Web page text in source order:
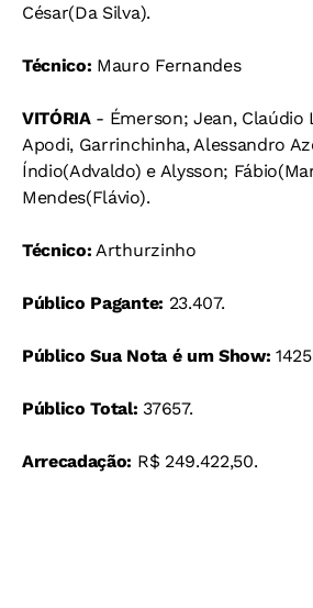
César(Da Silva).
Técnico: Mauro Fernandes
VITÓRIA- Émerson; Jean, Claúdio
Apodi, Garrinchinha, Alessandro
Índio(Advaldo) e Alysson;
Mendes(Flávio).
Técnico: Arthurzinho
Público Pagante: 23.407.
Público Sua Nota é um Show:
Público Total: 37657.
Arrecadação: R$ 249.422,50.